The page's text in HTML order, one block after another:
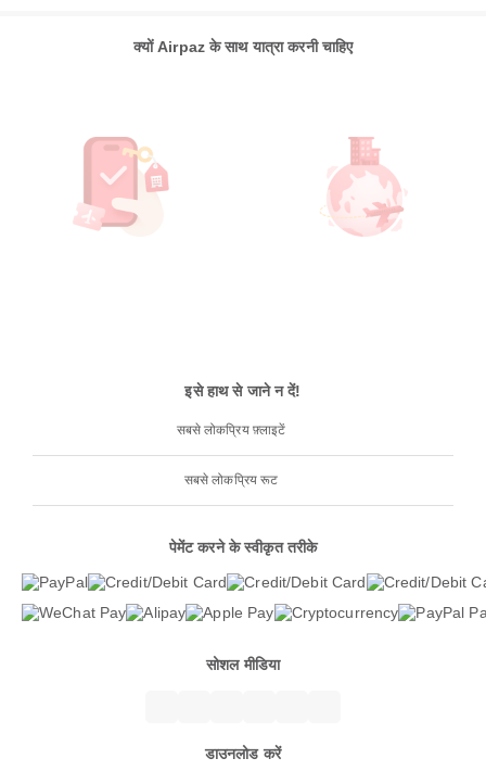
क्यों Airpaz के साथ यात्रा करनी चाहिए
इसे हाथ से जाने न दें!
सबसे लोकप्रिय फ़्लाइटें
सबसे लोकप्रिय रूट
पेमेंट करने के स्वीकृत तरीके
सोशल मीडिया
डाउनलोड करें